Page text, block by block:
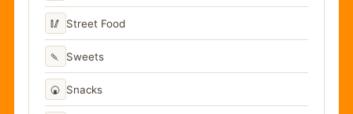
🥢 Street Food
🍡 Sweets
🍘 Snacks